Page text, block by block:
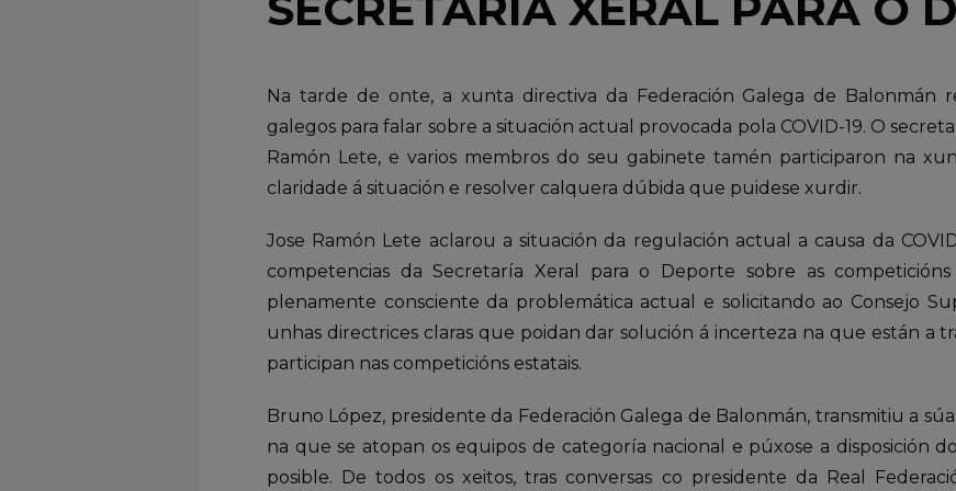
Na tarde de onte, a xunta directiva da Federación Galega de Balonmán
galegos para falar sobre a situación actual provocada pola COVID-19. O
Ramón Lete, e varios membros do seu gabinete tamén participaron na
claridade á situación e resolver calquera dúbida que puidese xurdir.
Jose Ramón Lete aclarou a situación da regulación actual a causa da
competencias da Secretaría Xeral para o Deporte sobre as
plenamente consciente da problemática actual e solicitando ao Consejo
unhas directrices claras que poidan dar solución á incerteza na que están a
participan nas competicións estatais.
Bruno López, presidente da Federación Galega de Balonmán, transmitiu a
na que se atopan os equipos de categoría nacional e púxose a disposición
posible. De todos os xeitos, tras conversas co presidente da Real